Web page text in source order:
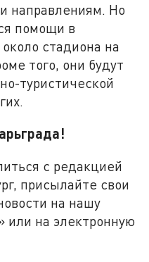
направлениям. Но
помощи в
стадиона на
того, они будут
туристической
с редакцией
присылайте свои
на нашу
или на электронную